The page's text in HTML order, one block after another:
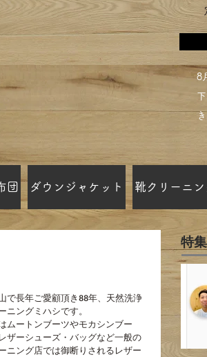
​8
団 ダウンジャケット 靴クリーニン
で長年ご愛顧頂き88年、天然洗浄
ニングミハシです。
ムートンブーツやモカシンブー
ザーシューズ・バッグなど一般の
ニング店では御断りされるレザー
特